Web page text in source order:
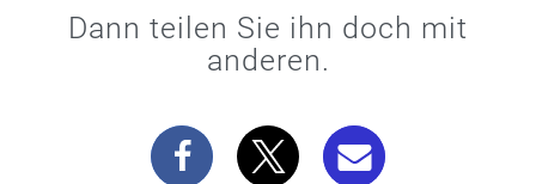
Dann teilen Sie ihn doch mit
anderen.